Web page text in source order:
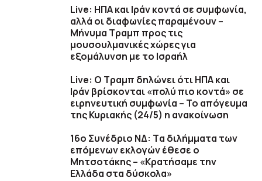
Live: ΗΠΑ και Ιράν κοντά σε συμφωνία,
αλλά οι διαφωνίες παραμένουν –
Μήνυμα Τραμπ προς τις
μουσουλμανικές χώρες για
εξομάλυνση με το Ισραήλ
Live: Ο Τραμπ δηλώνει ότι ΗΠΑ και
Ιράν βρίσκονται «πολύ πιο κοντά» σε
ειρηνευτική συμφωνία – Το απόγευμα
της Κυριακής (24/5) η ανακοίνωση
16ο Συνέδριο ΝΔ: Tα διλήμματα των
επόμενων εκλογών έθεσε ο
Μητσοτάκης – «Κρατήσαμε την
Ελλάδα στα δύσκολα»